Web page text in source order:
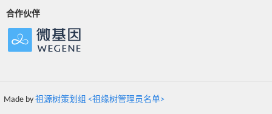
合作伙伴
Made by 祖源树策划组 <祖缘树管理员名单>